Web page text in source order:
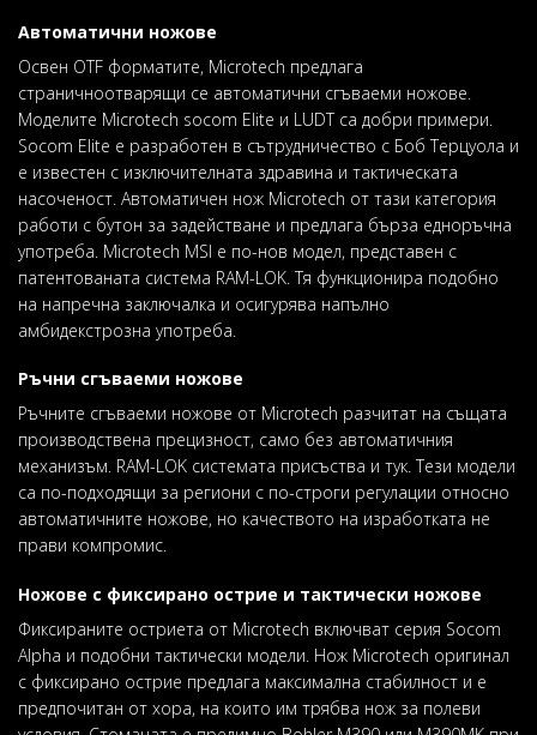
Автоматични ножове
Освен OTF форматите, Microtech предлага
страничнoотварящи се автоматични сгъваеми ножове.
Moделите Microtech socom Elite и LUDT са добри примери.
Socom Elite е разработен в сътрудничество с Боб Терцуола и
е известен с изключителната здравина и тактическата
насоченост. Автоматичен нож Microtech от тази категория
работи с бутон за задействане и предлага бърза еднoръчна
употреба. Microtech MSI е по-нов модел, представен с
патентованата система RAM-LOK. Тя функционира подобно
на напречна заключалка и осигурява напълно
амбидекстрозна употреба.
Ръчни сгъваеми ножове
Ръчните сгъваеми ножове от Microtech разчитат на същата
производствена прецизност, само без автоматичния
механизъм. RAM-LOK системата присъства и тук. Тези модели
са по-подходящи за региони с по-строги регулации относно
автоматичните ножове, но качеството на изработката не
прави компромис.
Ножове с фиксирано острие и тактически ножове
Фиксираните остриета от Microtech включват серия Socom
Alpha и подобни тактически модели. Нож Microtech оригинал
с фиксирано острие предлага максимална стабилност и е
предпочитан от хора, на които им трябва нож за полеви